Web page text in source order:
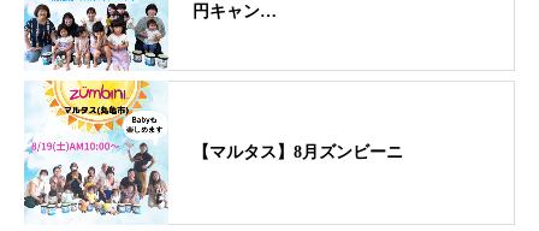
円キャン…
【マルタス】8月ズンビーニ